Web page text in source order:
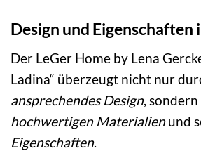
Design und Eigenschaften
Der LeGer Home by Lena
Ladina“ überzeugt nicht nur
ansprechendes Design,
hochwertigen Materialienund
Eigenschaften.